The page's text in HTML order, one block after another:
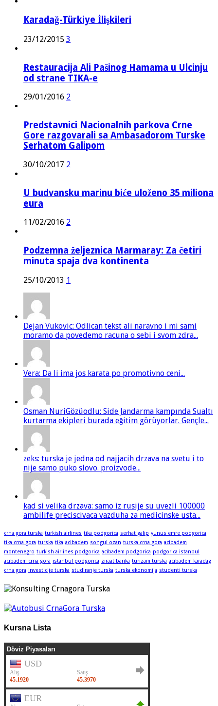
Karadağ-Türkiye İlişkileri
23/12/2015 3
Restauracija Ali Pašinog Hamama u Ulcinju
od strane TIKA-e
29/01/2016 2
Predstavnici Nacionalnih parkova Crne
Gore razgovarali sa Ambasadorom Turske
Serhatom Galipom
30/10/2017 2
U budvansku marinu biće uloženo 35 miliona
eura
11/02/2016 2
Podzemna željeznica Marmaray: Za četiri
minuta spaja dva kontinenta
25/10/2013 1
Dejan Vukovic: Odlican tekst ali naravno i mi sami
moramo da povedemo racuna o sebi i svom zdra...
Vera: Da li ima jos karata po promotivno ceni...
Osman NuriGözüodlu: Side Jandarma kampında Sualtı
kurtarma ekipleri burada eğitim görüyorlar. Gençle...
zeks: turska je jedna od najjacih drzava na svetu i to
nije samo puko slovo. proizvode...
kad si velika drzava: samo iz rusije su uvezli 100000
ambilife preciscivaca vazduha za medicinske usta...
crna gora turska turkish airlines tika podgorica serhat galip yunus emre podgorica
tika crna gora turska tika acibadem songul ozan turska crna gora acibadem
montenegro turkish airlines podgorica acibadem podgorica podgorica istanbul
acibadem crna gora istanbul podgorica ziraat banka turizam turska acibadem karadag
crna gora investicije turska studiranje turska turska ekonomija studenti turska
Kursna Lista